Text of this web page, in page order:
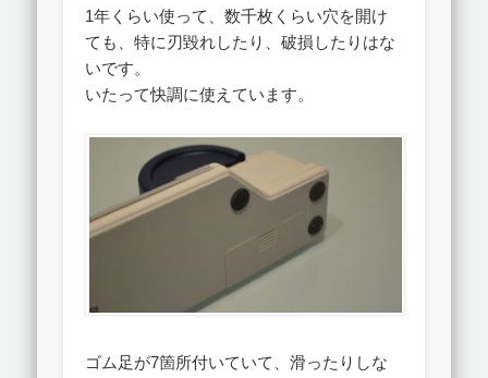
1年くらい使って、数千枚くらい穴を開け
ても、特に刃毀れしたり、破損したりはな
いです。
いたって快調に使えています。
ゴム足が7箇所付いていて、滑ったりしな